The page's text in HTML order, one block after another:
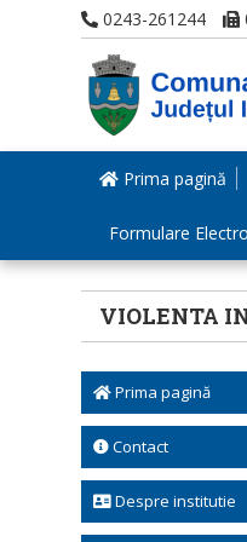
0243-261244
Prima pagină
Formulare
VIOLENTA
Prima pagină
Contact
Despre institutie